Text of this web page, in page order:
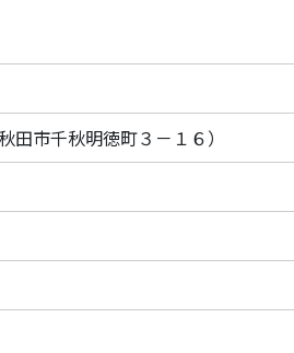
市千秋明徳町３－１６）